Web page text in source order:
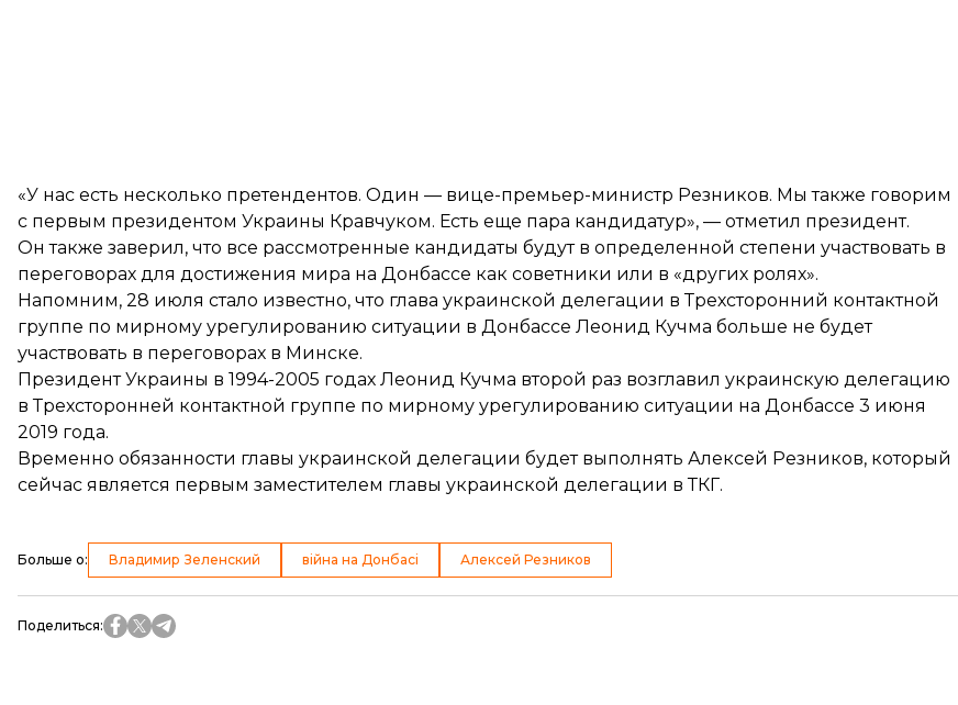
«У нас есть несколько претендентов. Один — вице-премьер-министр Резников. Мы также говорим
с первым президентом Украины Кравчуком. Есть еще пара кандидатур», — отметил президент.
Он также заверил, что все рассмотренные кандидаты будут в определенной степени участвовать в
переговорах для достижения мира на Донбассе как советники или в «других ролях».
Напомним, 28 июля стало известно, что глава украинской делегации в Трехсторонний контактной
группе по мирному урегулированию ситуации в Донбассе Леонид Кучма больше не будет
участвовать в переговорах в Минске.
Президент Украины в 1994-2005 годах Леонид Кучма второй раз возглавил украинскую делегацию
в Трехсторонней контактной группе по мирному урегулированию ситуации на Донбассе 3 июня
2019 года.
Временно обязанности главы украинской делегации будет выполнять Алексей Резников, который
сейчас является первым заместителем главы украинской делегации в ТКГ.
Больше о: Владимир Зеленский війна на Донбасі Алексей Резников
Поделиться: